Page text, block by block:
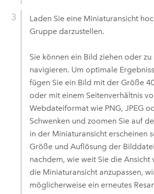
Laden Sie eine Miniaturansicht
Gruppe darzustellen.
Sie können ein Bild ziehen oder
navigieren. Um optimale
fügen Sie ein Bild mit der Größe
oder mit einem Seitenverhältnis
Webdateiformat wie PNG, JPEG
Schwenken und zoomen Sie auf
in der Miniaturansicht erscheinen
Größe und Auflösung der
nachdem, wie weit Sie die Ansicht
die Miniaturansicht anzupassen,
möglicherweise ein erneutes